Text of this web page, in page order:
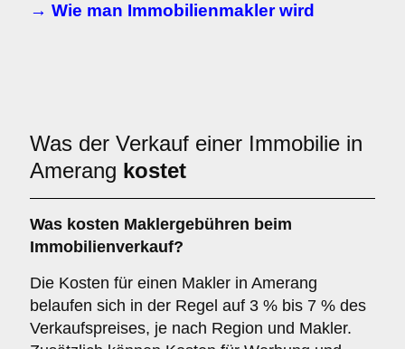
→ Wie man Immobilienmakler wird
Was der Verkauf einer Immobilie in
Amerang kostet
Was kosten Maklergebühren beim
Immobilienverkauf?
Die Kosten für einen Makler in Amerang
belaufen sich in der Regel auf 3 % bis 7 % des
Verkaufspreises, je nach Region und Makler.